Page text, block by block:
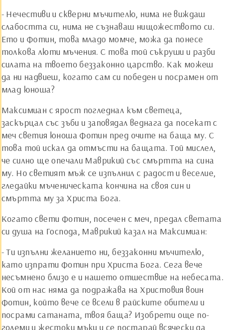
- Нечестиви и скверни мъчителю, нима не виждаш
слабостта си, нима не съзнаваш нищожеството си.
Ето и Фотин, това младо момче, можа да понесе
толкова люти мъчения. С това той съкруши и разби
силата на твоето беззаконно царство. Как можеш
да ни надвиеш, когато сам си победен и посрамен от
млад юноша?
Максимиан с ярост погледнал към светеца,
заскърцал със зъби и заповядал веднага да посекат с
меч светия юноша Фотин пред очите на баща му. С
това той искал да отмъсти на бащата. Той мислел,
че силно ще опечали Маврикий със смъртта на сина
му. Но светият мъж се изпълнил с радост и веселие,
гледайки мъченическата кончина на своя син и
смъртта му за Христа Бога.
Когато свети Фотин, посечен с меч, предал светата
си душа на Господа, Маврикий казал на Максимиан:
- Ти изпълни желанието ни, беззаконни мъчителю,
като изпрати Фотин при Христа Бога. Сега вече
несъмнено близо е и нашето отшествие на небесата.
Кой от нас няма да подражава на Христовия воин
Фотин, който вече се всели в райските обители и
посрами сатаната, твоя баща? Изобрети още по-
големи и жестоки мъки и се постарай всячески да